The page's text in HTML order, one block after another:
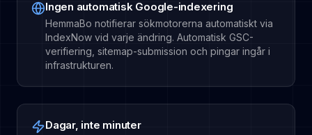
Ingen automatisk Google-indexering
HemmaBo notifierar sökmotorerna automatiskt via
IndexNow vid varje ändring. Automatisk GSC-
verifiering, sitemap-submission och pingar ingår i
infrastrukturen.
Dagar, inte minuter